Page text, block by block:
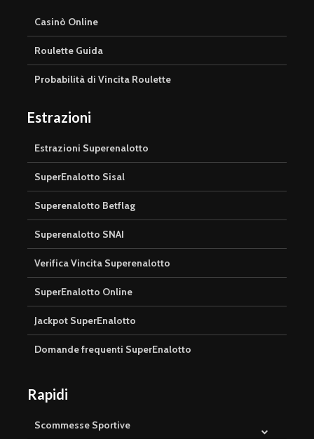
Casinò Online
Roulette Guida
Probabilità di Vincita Roulette
Estrazioni
Estrazioni Superenalotto
SuperEnalotto Sisal
Superenalotto Betflag
Superenalotto SNAI
Verifica Vincita Superenalotto
SuperEnalotto Online
Jackpot SuperEnalotto
Domande frequenti SuperEnalotto
Rapidi
Scommesse Sportive